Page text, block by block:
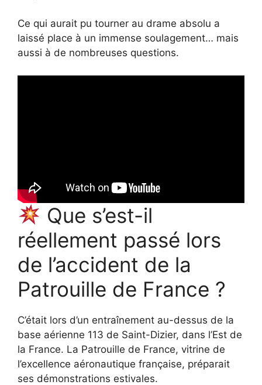
Ce qui aurait pu tourner au drame absolu a
laissé place à un immense soulagement… mais
aussi à de nombreuses questions.
Que s’est-il
réellement passé lors
de l’accident de la
Patrouille de France ?
C’était lors d’un entraînement au-dessus de la
base aérienne 113 de Saint-Dizier, dans l’Est de
la France. La Patrouille de France, vitrine de
l’excellence aéronautique française, préparait
ses démonstrations estivales.